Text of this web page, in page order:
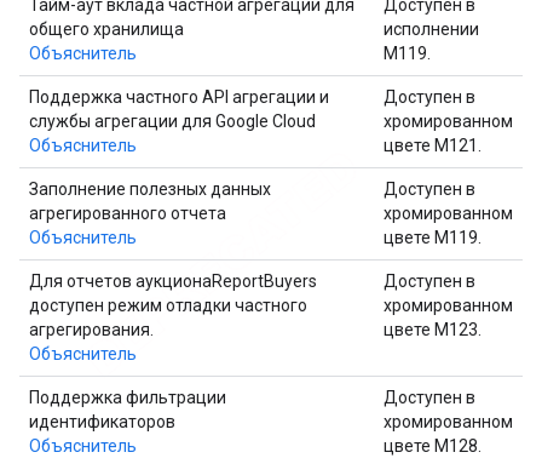
Тайм-аут вклада частной агрегации для
общего хранилища
Объяснитель
Доступен в
исполнении
M119.
Поддержка частного API агрегации и
службы агрегации для Google Cloud
Объяснитель
Доступен в
хромированном
цвете M121.
Заполнение полезных данных
агрегированного отчета
Объяснитель
Доступен в
хромированном
цвете M119.
Для отчетов аукционаReportBuyers
доступен режим отладки частного
агрегирования.
Объяснитель
Доступен в
хромированном
цвете M123.
Поддержка фильтрации
идентификаторов
Объяснитель
Доступен в
хромированном
цвете M128.